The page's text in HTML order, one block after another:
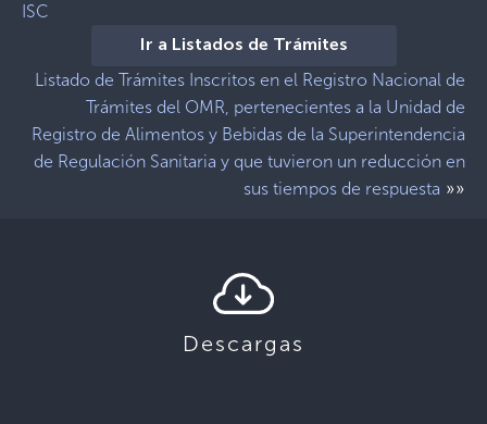
ISC
Ir a Listados de Trámites
Listado de Trámites Inscritos en el Registro Nacional de
Trámites del OMR, pertenecientes a la Unidad de
Registro de Alimentos y Bebidas de la Superintendencia
de Regulación Sanitaria y que tuvieron un reducción en
sus tiempos de respuesta »»
Descargas